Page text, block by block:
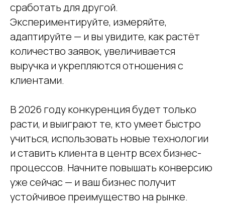
сработать для другой.
Экспериментируйте, измеряйте,
адаптируйте — и вы увидите, как растёт
количество заявок, увеличивается
выручка и укрепляются отношения с
клиентами.
В 2026 году конкуренция будет только
расти, и выиграют те, кто умеет быстро
учиться, использовать новые технологии
и ставить клиента в центр всех бизнес-
процессов. Начните повышать конверсию
уже сейчас — и ваш бизнес получит
устойчивое преимущество на рынке.